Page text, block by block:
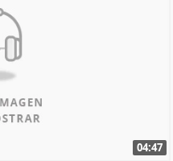
04:47